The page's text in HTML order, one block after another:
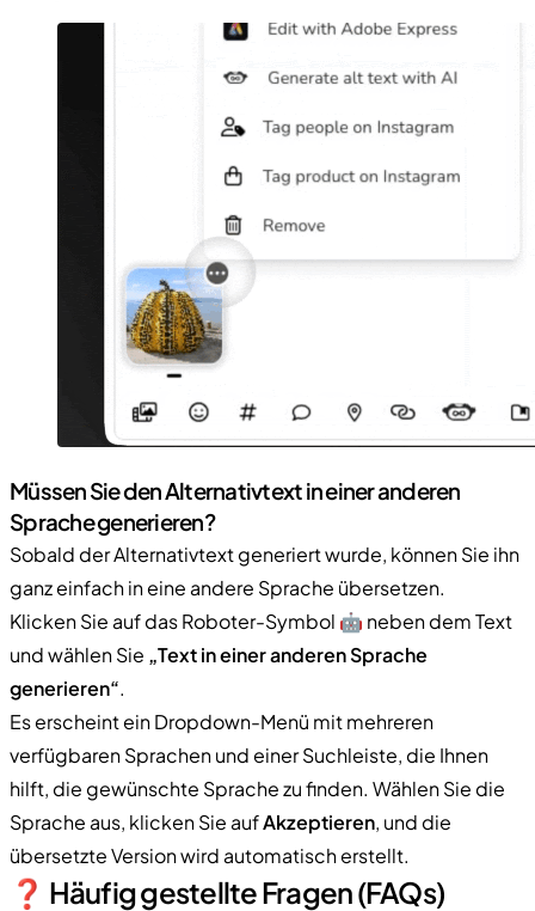
Müssen Sie den Alternativtext in einer anderen
Sprache generieren?
Sobald der Alternativtext generiert wurde, können Sie ihn
ganz einfach in eine andere Sprache übersetzen.
Klicken Sie auf das Roboter-Symbol 🤖 neben dem Text
und wählen Sie „Text in einer anderen Sprache
generieren“.
Es erscheint ein Dropdown-Menü mit mehreren
verfügbaren Sprachen und einer Suchleiste, die Ihnen
hilft, die gewünschte Sprache zu finden. Wählen Sie die
Sprache aus, klicken Sie aufAkzeptieren, und die
übersetzte Version wird automatisch erstellt.
❓ Häufig gestellte Fragen (FAQs)